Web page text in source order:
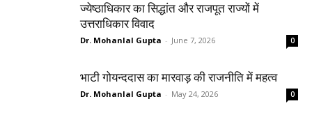
ज्येष्ठाधिकार का सिद्धांत और राजपूत राज्यों में
उत्तराधिकार विवाद
Dr. Mohanlal Gupta - June 7, 2026 0
भाटी गोयन्ददास का मारवाड़ की राजनीति में महत्व
Dr. Mohanlal Gupta - May 24, 2026 0